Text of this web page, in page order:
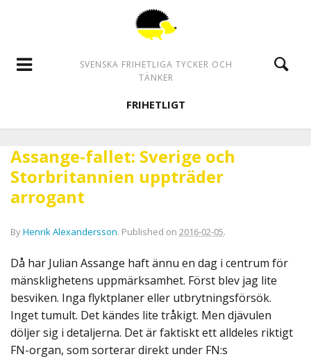
SVENSKA FRIHETLIGA TYCKER OCH
TÄNKER
FRIHETLIGT
Assange-fallet: Sverige och
Storbritannien uppträder
arrogant
ByHenrik Alexandersson. Published on 2016-02-05.
Då har Julian Assange haft ännu en dag i centrum för
mänsklighetens uppmärksamhet. Först blev jag lite
besviken. Inga flyktplaner eller utbrytningsförsök.
Inget tumult. Det kändes lite tråkigt. Men djävulen
döljer sig i detaljerna. Det är faktiskt ett alldeles riktigt
FN-organ, som sorterar direkt under FN:s